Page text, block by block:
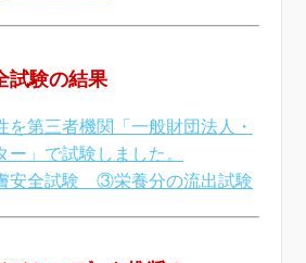
試験の結果
を第三者機関「一般財団法人・
ー」で試験しました。
全試験 ③栄養分の流出試験